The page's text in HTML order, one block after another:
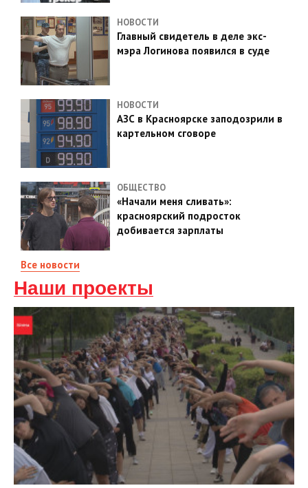
НОВОСТИ
Главный свидетель в деле экс-
мэра Логинова появился в суде
НОВОСТИ
АЗС в Красноярске заподозрили в
картельном сговоре
ОБЩЕСТВО
«Начали меня сливать»:
красноярский подросток
добивается зарплаты
Все новости
Наши проекты